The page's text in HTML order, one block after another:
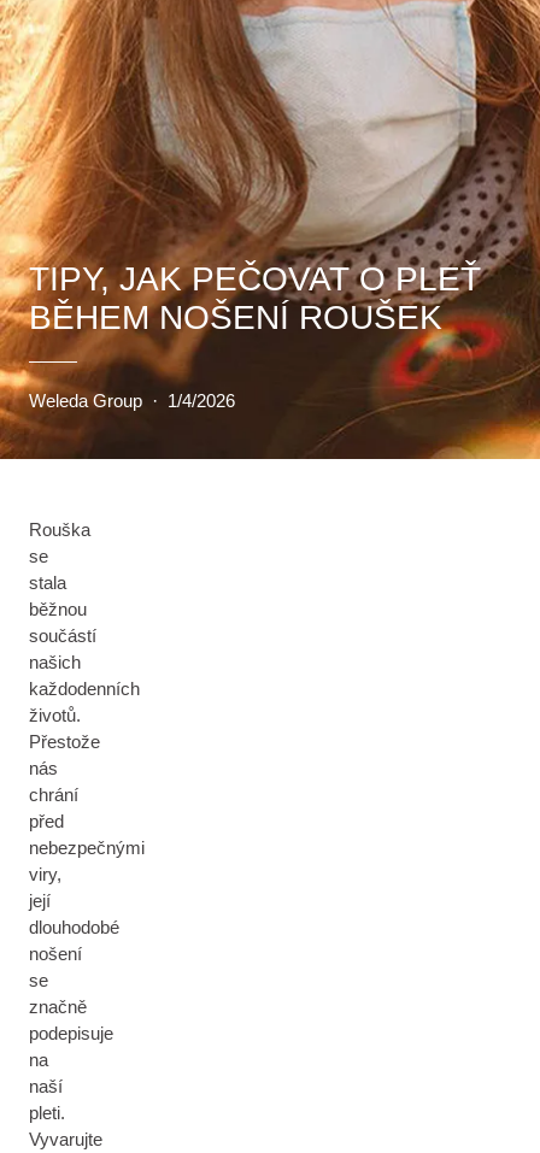
TIPY, JAK PEČOVAT O PLEŤ
BĚHEM NOŠENÍ ROUŠEK
Weleda Group · 1/4/2026
Rouška
se
stala
běžnou
součástí
našich
každodenních
životů.
Přestože
nás
chrání
před
nebezpečnými
viry,
její
dlouhodobé
nošení
se
značně
podepisuje
na
naší
pleti.
Vyvarujte